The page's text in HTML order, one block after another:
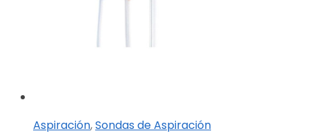
Aspiración,Sondas de Aspiración